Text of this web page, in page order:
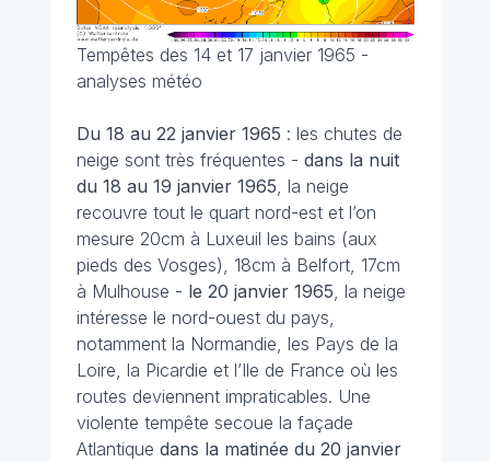
Tempêtes des 14 et 17 janvier 1965 -
analyses météo
Du 18 au 22 janvier 1965 : les chutes de
neige sont très fréquentes - dans la nuit
du 18 au 19 janvier 1965, la neige
recouvre tout le quart nord-est et l’on
mesure 20cm à Luxeuil les bains (aux
pieds des Vosges), 18cm à Belfort, 17cm
à Mulhouse - le 20 janvier 1965, la neige
intéresse le nord-ouest du pays,
notamment la Normandie, les Pays de la
Loire, la Picardie et l’Ile de France où les
routes deviennent impraticables. Une
violente tempête secoue la façade
Atlantique dans la matinée du 20 janvier